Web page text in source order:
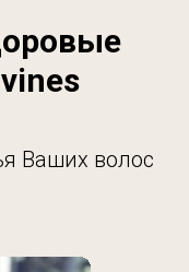
Ваших волос